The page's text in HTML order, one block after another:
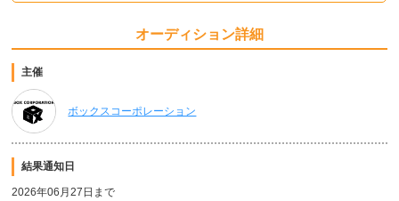
オーディション詳細
主催
ボックスコーポレーション
結果通知日
2026年06月27日まで